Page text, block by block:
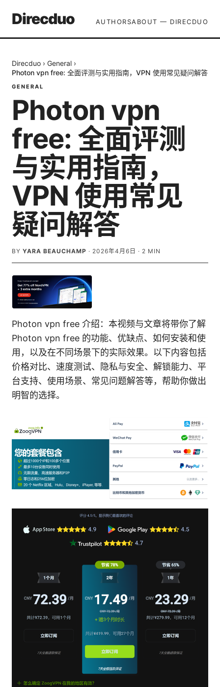
Direcduo AUTHORSABOUT — DIRECDUO
Direcduo › General ›
Photon vpn free: 全面评测与实用指南，VPN 使用常见疑问解答
GENERAL
Photon vpn
free: 全面评测
与实用指南，
VPN 使用常见
疑问解答
BY YARA BEAUCHAMP · 2026年4月6日 · 2 MIN
Photon vpn free 介绍：本视频与文章将带你了解
Photon vpn free 的功能、优缺点、如何安装和使
用，以及在不同场景下的实际效果。以下内容包括
价格对比、速度测试、隐私与安全、解锁能力、平
台支持、使用场景、常见问题解答等，帮助你做出
明智的选择。